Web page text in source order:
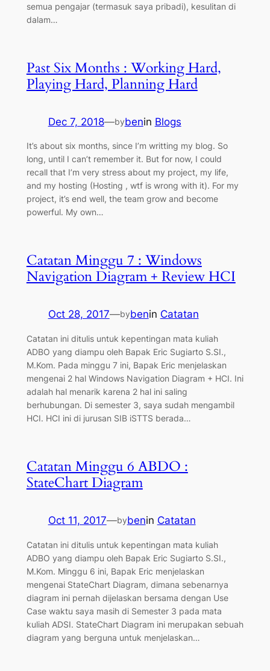
semua pengajar (termasuk saya pribadi), kesulitan di
dalam…
Past Six Months : Working Hard,
Playing Hard, Planning Hard
Dec 7, 2018—bybenin Blogs
It’s about six months, since I’m writting my blog. So
long, until I can’t remember it. But for now, I could
recall that I’m very stress about my project, my life,
and my hosting (Hosting , wtf is wrong with it). For my
project, it’s end well, the team grow and become
powerful. My own…
Catatan Minggu 7 : Windows
Navigation Diagram + Review HCI
Oct 28, 2017—bybenin Catatan
Catatan ini ditulis untuk kepentingan mata kuliah
ADBO yang diampu oleh Bapak Eric Sugiarto S.SI.,
M.Kom. Pada minggu 7 ini, Bapak Eric menjelaskan
mengenai 2 hal Windows Navigation Diagram + HCI. Ini
adalah hal menarik karena 2 hal ini saling
berhubungan. Di semester 3, saya sudah mengambil
HCI. HCI ini di jurusan SIB iSTTS berada…
Catatan Minggu 6 ABDO :
StateChart Diagram
Oct 11, 2017—bybenin Catatan
Catatan ini ditulis untuk kepentingan mata kuliah
ADBO yang diampu oleh Bapak Eric Sugiarto S.SI.,
M.Kom. Minggu 6 ini, Bapak Eric menjelaskan
mengenai StateChart Diagram, dimana sebenarnya
diagram ini pernah dijelaskan bersama dengan Use
Case waktu saya masih di Semester 3 pada mata
kuliah ADSI. StateChart Diagram ini merupakan sebuah
diagram yang berguna untuk menjelaskan…